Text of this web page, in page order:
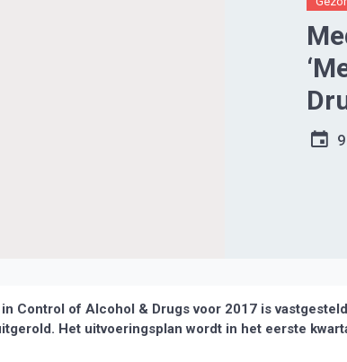
Control of Alcohol & Drugs voor 2017 is
Het uitvoeringsplan wordt in het eerste